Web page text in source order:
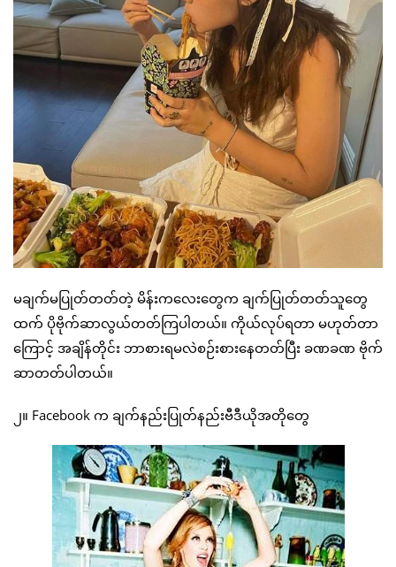
မချက်မပြုတ်တတ်တဲ့ မိန်းကလေးတွေက ချက်ပြုတ်တတ်သူတွေ
ထက် ပိုဗိုက်ဆာလွယ်တတ်ကြပါတယ်။ ကိုယ်လုပ်ရတာ မဟုတ်တာ
ကြောင့် အချိန်တိုင်း ဘာစားရမလဲစဉ်းစားနေတတ်ပြီး ခဏခဏ ဗိုက်
ဆာတတ်ပါတယ်။
၂။ Facebook က ချက်နည်းပြုတ်နည်းဗီဒီယိုအတိုတွေ